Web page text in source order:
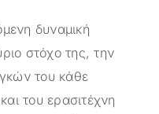
δυναμική
στόχο της, την
του κάθε
του ερασιτέχνη